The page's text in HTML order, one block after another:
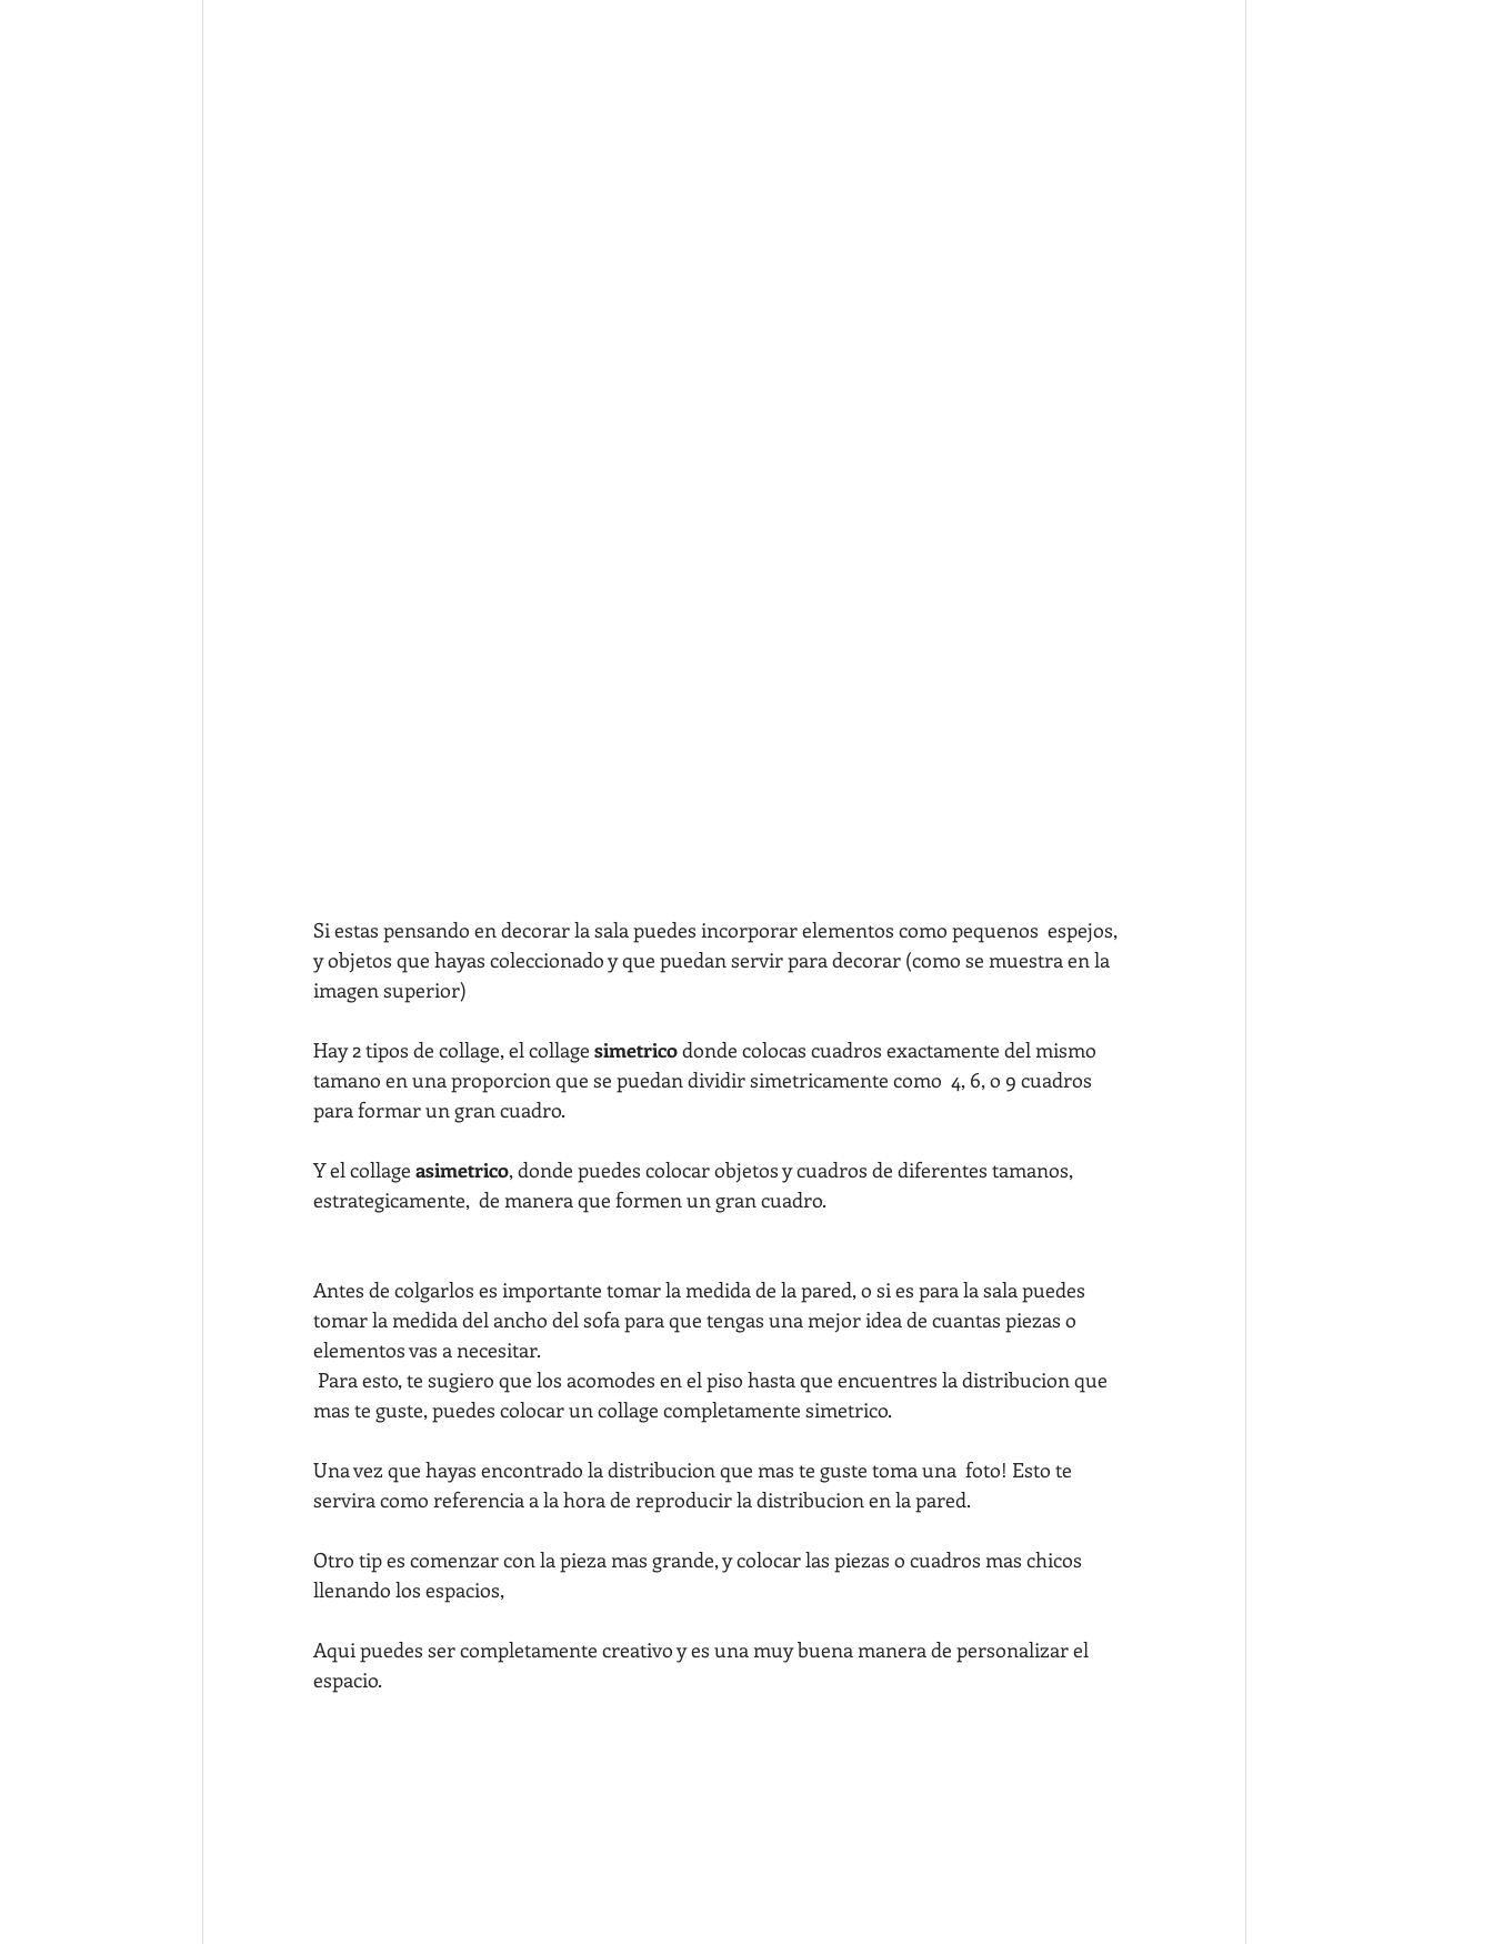
Si estas pensando en decorar la sala puedes incorporar elementos como pequenos  espejos,
y objetos que hayas coleccionado y que puedan servir para decorar (como se muestra en la
imagen superior)
Hay 2 tipos de collage, el collage simetrico donde colocas cuadros exactamente del mismo
tamano en una proporcion que se puedan dividir simetricamente como  4, 6, o 9 cuadros
para formar un gran cuadro.
Y el collage asimetrico, donde puedes colocar objetos y cuadros de diferentes tamanos,
estrategicamente,  de manera que formen un gran cuadro.
Antes de colgarlos es importante tomar la medida de la pared, o si es para la sala puedes
tomar la medida del ancho del sofa para que tengas una mejor idea de cuantas piezas o
elementos vas a necesitar.
mas te guste, puedes colocar un collage completamente simetrico.
Una vez que hayas encontrado la distribucion que mas te guste toma una  foto! Esto te
servira como referencia a la hora de reproducir la distribucion en la pared.
Otro tip es comenzar con la pieza mas grande, y colocar las piezas o cuadros mas chicos
llenando los espacios,
Aqui puedes ser completamente creativo y es una muy buena manera de personalizar el
espacio.